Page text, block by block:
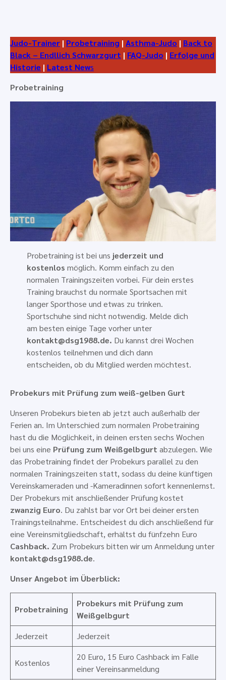
Judo-Trainer | Probetraining | Asthma-Judo | Back to
Black – Endllich Schwarzgurt | FAQ-Judo | Erfolge und
Historie | Latest News
Probetraining
Probetraining ist bei uns jederzeit und
kostenlos möglich. Komm einfach zu den
normalen Trainingszeiten vorbei. Für dein erstes
Training brauchst du normale Sportsachen mit
langer Sporthose und etwas zu trinken.
Sportschuhe sind nicht notwendig. Melde dich
am besten einige Tage vorher unter
kontakt@dsg1988.de. Du kannst drei Wochen
kostenlos teilnehmen und dich dann
entscheiden, ob du Mitglied werden möchtest.
Probekurs mit Prüfung zum weiß-gelben Gurt
Unseren Probekurs bieten ab jetzt auch außerhalb der
Ferien an. Im Unterschied zum normalen Probetraining
hast du die Möglichkeit, in deinen ersten sechs Wochen
bei uns eine Prüfung zum Weißgelbgurt abzulegen. Wie
das Probetraining findet der Probekurs parallel zu den
normalen Trainingszeiten statt, sodass du deine künftigen
Vereinskameraden und -Kameradinnen sofort kennenlernst.
Der Probekurs mit anschließender Prüfung kostet
zwanzig Euro. Du zahlst bar vor Ort bei deiner ersten
Trainingsteilnahme. Entscheidest du dich anschließend für
eine Vereinsmitgliedschaft, erhältst du fünfzehn Euro
Cashback. Zum Probekurs bitten wir um Anmeldung unter
kontakt@dsg1988.de.
Unser Angebot im Überblick:
Probetraining
Probekurs mit Prüfung zum
Weißgelbgurt
Jederzeit
Jederzeit
Kostenlos
20 Euro, 15 Euro Cashback im Falle
einer Vereinsanmeldung